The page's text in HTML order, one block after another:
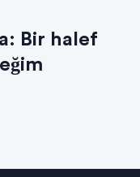
Bir halef